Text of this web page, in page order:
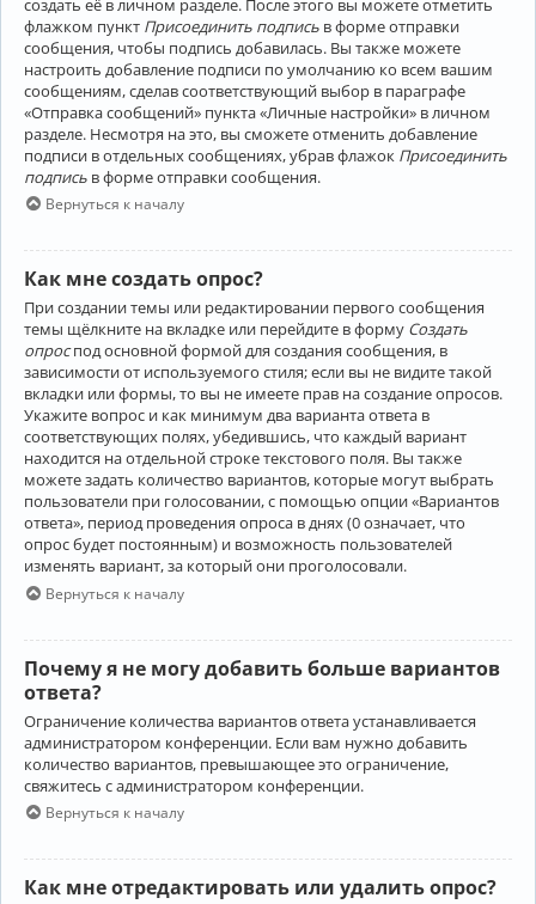
флажком пункт Присоединить подпись в форме отправки
сообщения, чтобы подпись добавилась. Вы также можете
настроить добавление подписи по умолчанию ко всем вашим
сообщениям, сделав соответствующий выбор в параграфе
«Отправка сообщений» пункта «Личные настройки» в личном
разделе. Несмотря на это, вы сможете отменить добавление
подписи в отдельных сообщениях, убрав флажок Присоединить
подпись в форме отправки сообщения.
Вернуться к началу
Как мне создать опрос?
При создании темы или редактировании первого сообщения
темы щёлкните на вкладке или перейдите в форму Создать
опроспод основной формой для создания сообщения, в
зависимости от используемого стиля; если вы не видите такой
вкладки или формы, то вы не имеете прав на создание опросов.
Укажите вопрос и как минимум два варианта ответа в
соответствующих полях, убедившись, что каждый вариант
находится на отдельной строке текстового поля. Вы также
можете задать количество вариантов, которые могут выбрать
пользователи при голосовании, с помощью опции «Вариантов
ответа», период проведения опроса в днях (0 означает, что
опрос будет постоянным) и возможность пользователей
изменять вариант, за который они проголосовали.
Вернуться к началу
Почему я не могу добавить больше вариантов
ответа?
Ограничение количества вариантов ответа устанавливается
администратором конференции. Если вам нужно добавить
количество вариантов, превышающее это ограничение,
свяжитесь с администратором конференции.
Вернуться к началу
Как мне отредактировать или удалить опрос?